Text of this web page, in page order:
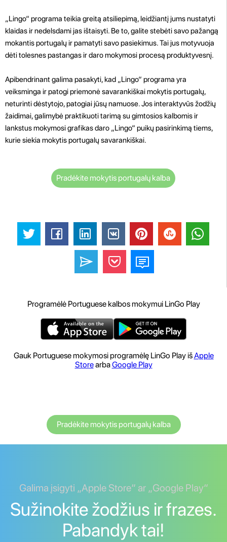
„Lingo“ programa teikia greitą atsiliepimą, leidžiantį jums nustatyti
klaidas ir nedelsdami jas ištaisyti. Be to, galite stebėti savo pažangą
mokantis portugalų ir pamatyti savo pasiekimus. Tai jus motyvuoja
dėti tolesnes pastangas ir daro mokymosi procesą produktyvesnį.
Apibendrinant galima pasakyti, kad „Lingo“ programa yra
veiksminga ir patogi priemonė savarankiškai mokytis portugalų,
neturinti dėstytojo, patogiai jūsų namuose. Jos interaktyvūs žodžių
žaidimai, galimybė praktikuoti tarimą su gimtosios kalbomis ir
lankstus mokymosi grafikas daro „Lingo“ puikų pasirinkimą tiems,
kurie siekia mokytis portugalų savarankiškai.
Pradėkite mokytis portugalų kalba
Programėlė Portuguese kalbos mokymui LinGo Play
Gauk Portuguese mokymosi programėlę LinGo Play išApple
StorearbaGoogle Play
Pradėkite mokytis portugalų kalba
Galima įsigyti „Apple Store“ ar „Google Play“
Sužinokite žodžius ir frazes.
Pabandyk tai!